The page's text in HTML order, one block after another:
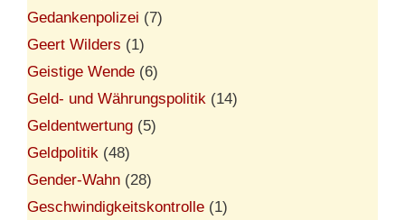
Gedankenpolizei (7)
Geert Wilders (1)
Geistige Wende (6)
Geld- und Währungspolitik (14)
Geldentwertung (5)
Geldpolitik (48)
Gender-Wahn (28)
Geschwindigkeitskontrolle (1)